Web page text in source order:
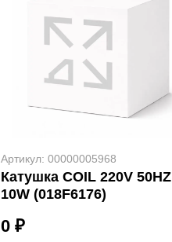
Артикул: 00000005968
Катушка COIL 220V 50HZ
10W (018F6176)
0 ₽